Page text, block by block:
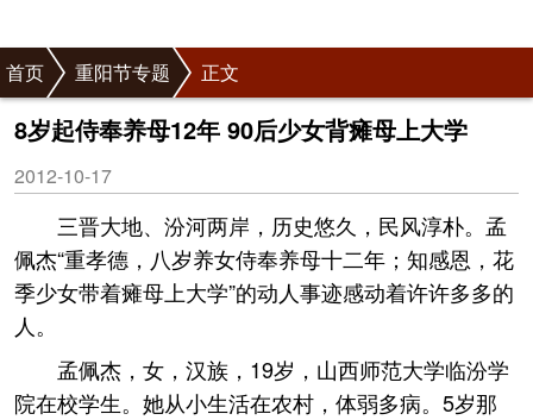
首页 重阳节专题 正文
8岁起侍奉养母12年 90后少女背瘫母上大学
2012-10-17
三晋大地、汾河两岸，历史悠久，民风淳朴。孟
佩杰“重孝德，八岁养女侍奉养母十二年；知感恩，花
季少女带着瘫母上大学”的动人事迹感动着许许多多的
人。
孟佩杰，女，汉族，19岁，山西师范大学临汾学
院在校学生。她从小生活在农村，体弱多病。5岁那